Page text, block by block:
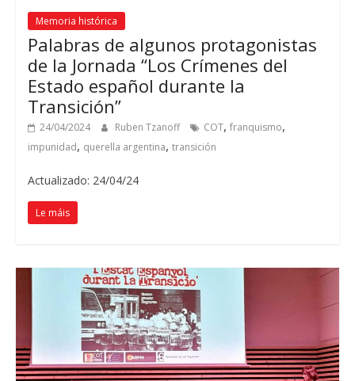
Memoria histórica
Palabras de algunos protagonistas
de la Jornada “Los Crímenes del
Estado español durante la
Transición”
24/04/2024 Ruben Tzanoff COT, franquismo,
impunidad, querella argentina, transición
Actualizado: 24/04/24
Le máis